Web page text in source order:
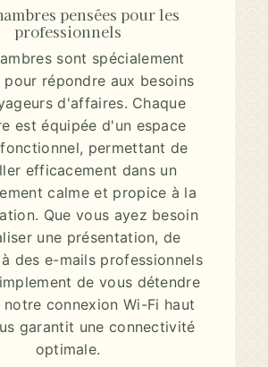
pensées pour les
professionnels
sont spécialement
pour répondre aux besoins
d'affaires. Chaque
est équipée d'un espace
permettant de
efficacement dans un
calme et propice à la
Que vous ayez besoin
une présentation, de
des e-mails professionnels
de vous détendre
notre connexion Wi-Fi haut
garantit une connectivité
optimale.